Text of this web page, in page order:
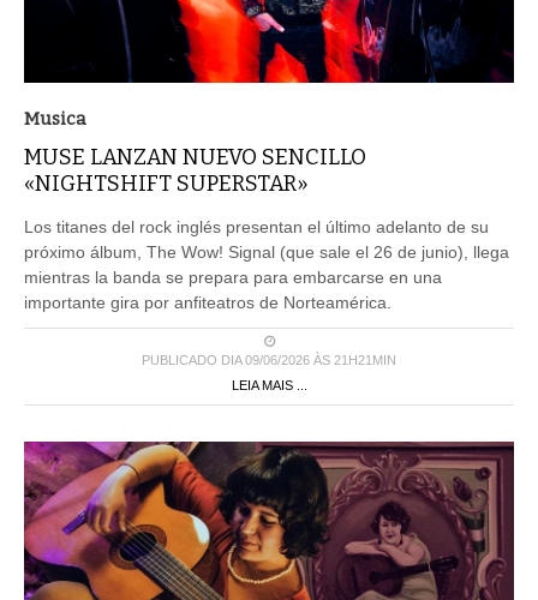
Musica
MUSE LANZAN NUEVO SENCILLO
«NIGHTSHIFT SUPERSTAR»
Los titanes del rock inglés presentan el último adelanto de su
próximo álbum, The Wow! Signal (que sale el 26 de junio), llega
mientras la banda se prepara para embarcarse en una
importante gira por anfiteatros de Norteamérica.
PUBLICADO DIA 09/06/2026 ÀS 21H21MIN
LEIA MAIS ...